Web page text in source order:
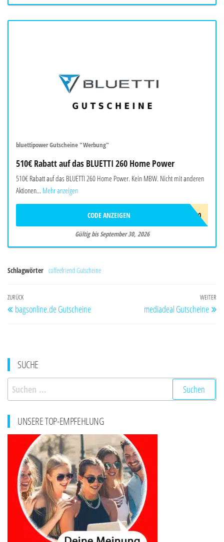
bluettipower Gutscheine "Werbung"
510€ Rabatt auf das BLUETTI 260 Home Power
510€ Rabatt auf das BLUETTI 260 Home Power. Kein MBW. Nicht mit anderen
Aktionen... Mehr anzeigen
BALAFF510
CODE ANZEIGEN
Gültig bis September 30, 2026
Schlagwörter coffeefriend Gutscheine
Beitragsnavigation
Vorheriger
Beitrag
ZURÜCK
bagsonline.de Gutscheine
WEITER
mediadeal Gutscheine
SUCHE
Suchen
nach:
UNSERE TOP-EMPFEHLUNG